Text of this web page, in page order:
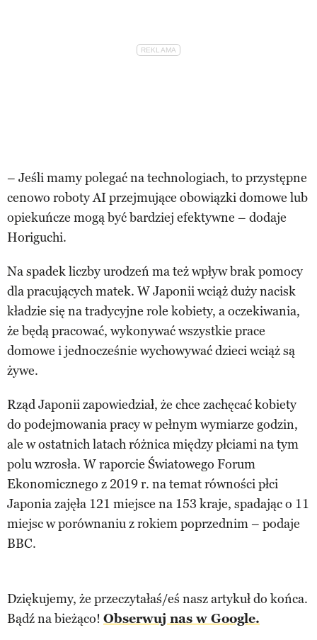
– Jeśli mamy polegać na technologiach, to przystępne
cenowo roboty AI przejmujące obowiązki domowe lub
opiekuńcze mogą być bardziej efektywne – dodaje
Horiguchi.
Na spadek liczby urodzeń ma też wpływ brak pomocy
dla pracujących matek. W Japonii wciąż duży nacisk
kładzie się na tradycyjne role kobiety, a oczekiwania,
że będą pracować, wykonywać wszystkie prace
domowe i jednocześnie wychowywać dzieci wciąż są
żywe.
Rząd Japonii zapowiedział, że chce zachęcać kobiety
do podejmowania pracy w pełnym wymiarze godzin,
ale w ostatnich latach różnica między płciami na tym
polu wzrosła. W raporcie Światowego Forum
Ekonomicznego z 2019 r. na temat równości płci
Japonia zajęła 121 miejsce na 153 kraje, spadając o 11
miejsc w porównaniu z rokiem poprzednim – podaje
BBC.
Dziękujemy, że przeczytałaś/eś nasz artykuł do końca.
Bądź na bieżąco! Obserwuj nas w Google.